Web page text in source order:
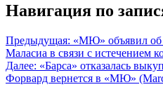
Навигация по
Предыдущая: «МЮ» объявил об
Маласиа в связи с истечением
Далее: «Барса» отказалась
Форвард вернется в «МЮ»